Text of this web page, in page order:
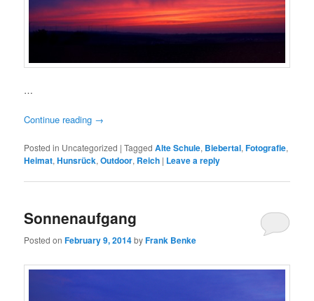
…
Continue reading →
Posted in Uncategorized |Tagged Alte Schule, Biebertal,Fotografie,
Heimat,Hunsrück,Outdoor, Reich | Leave a reply
Sonnenaufgang
Posted onFebruary 9, 2014byFrank Benke